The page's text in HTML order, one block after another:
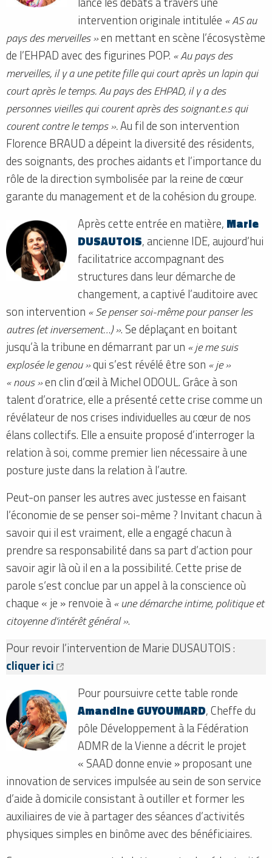
intervention originale intitulée « AS au
pays des merveilles »en mettant en scène l’écosystème
de l’EHPAD avec des figurines POP. « Au pays des
merveilles, il y a une petite fille qui court après un lapin qui
court après le temps. Au pays des EHPAD, il y a des
personnes vieilles qui courent après des soignant.e.s qui
courent contre le temps ».Au fil de son intervention
Florence BRAUD a dépeint la diversité des résidents,
des soignants, des proches aidants et l’importance du
rôle de la direction symbolisée par la reine de cœur
garante du management et de la cohésion du groupe.
Après cette entrée en matière, Marie
DUSAUTOIS, ancienne IDE, aujourd’hui
facilitatrice accompagnant des
structures dans leur démarche de
changement, a captivé l’auditoire avec
son intervention « Se penser soi-même pour panser les
autres (et inversement…) ». Se déplaçant en boitant
jusqu’à la tribune en démarrant par un « je me suis
explosée le genou »qui s’est révélé être son « je »
« nous »en clin d’œil à Michel ODOUL. Grâce à son
talent d’oratrice, elle a présenté cette crise comme un
révélateur de nos crises individuelles au cœur de nos
élans collectifs. Elle a ensuite proposé d’interroger la
relation à soi, comme premier lien nécessaire à une
posture juste dans la relation à l’autre.
Peut-on panser les autres avec justesse en faisant
l’économie de se penser soi-même ? Invitant chacun à
savoir qui il est vraiment, elle a engagé chacun à
prendre sa responsabilité dans sa part d’action pour
savoir agir là où il en a la possibilité. Cette prise de
parole s‘est conclue par un appel à la conscience où
chaque « je » renvoie à« une démarche intime, politique et
citoyenne d’intérêt général ».
Pour revoir l’intervention de Marie DUSAUTOIS :
cliquer ici
Pour poursuivre cette table ronde
Amandine GUYOUMARD, Cheffe du
pôle Développement à la Fédération
ADMR de la Vienne a décrit le projet
« SAAD donne envie » proposant une
innovation de services impulsée au sein de son service
d’aide à domicile consistant à outiller et former les
auxiliaires de vie à partager des séances d’activités
physiques simples en binôme avec des bénéficiaires.